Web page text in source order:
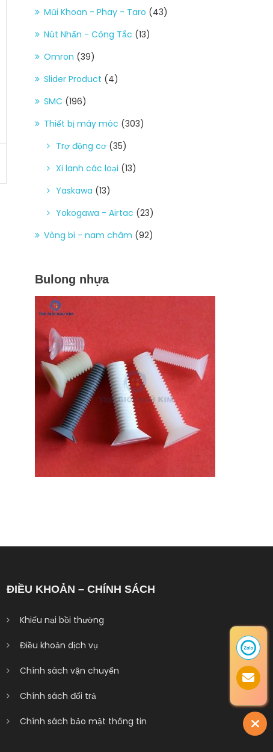
Mũi Khoan - Phay - Taro (43)
Nút Nhấn - Công Tắc (13)
Omron (39)
Slider Product (4)
SMC (196)
Thiết bị máy móc (303)
Trợ động cơ (35)
Xi lanh các loại (13)
Yaskawa (13)
Yokogawa - Airtac (23)
Vòng bi - nam châm (92)
Bulong nhựa
ĐIỀU KHOẢN – CHÍNH SÁCH
Khiếu nại bồi thường
Điều khoản dịch vụ
Chính sách vận chuyển
Chính sách đổi trả
Chính sách bảo mật thông tin